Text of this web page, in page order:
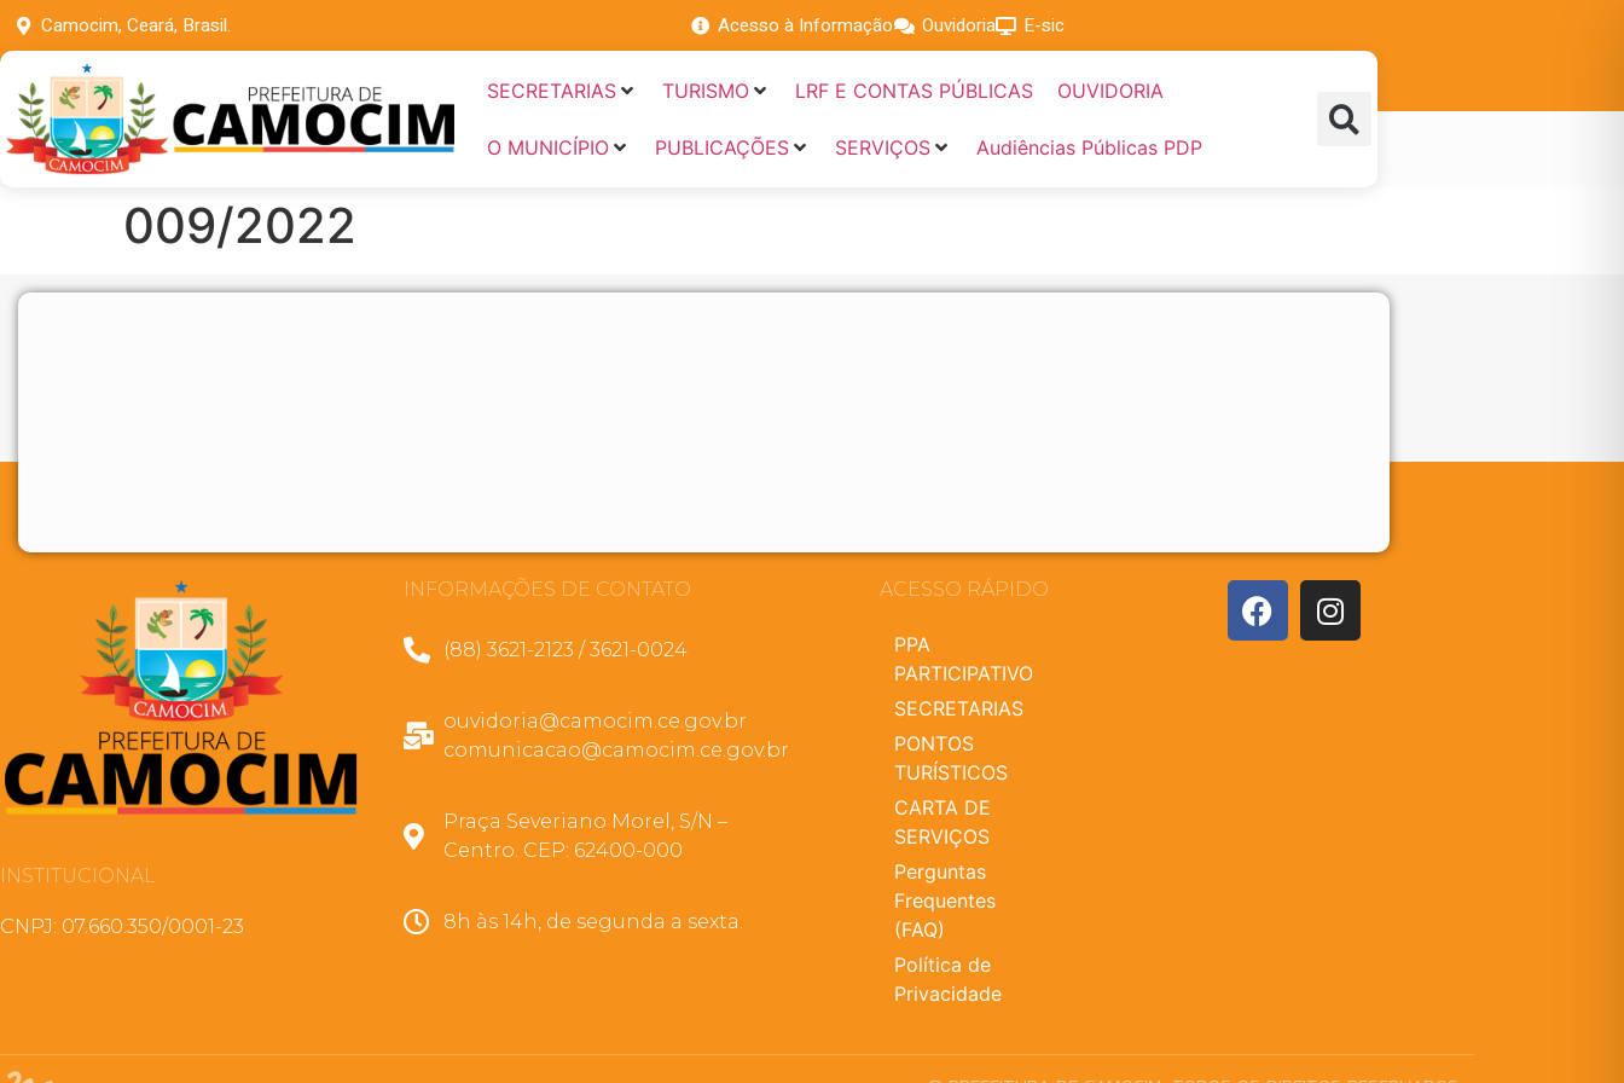
Camocim, Ceará, Brasil. Acesso à Informação Ouvidoria E-sic
SECRETARIAS TURISMO LRF E CONTAS PÚBLICAS OUVIDORIA
O MUNICÍPIO PUBLICAÇÕES SERVIÇOS Audiências Públicas PDP
009/2022
INSTITUCIONAL
CNPJ: 07.660.350/0001-23
INFORMAÇÕES DE CONTATO
(88) 3621-2123 / 3621-0024
ouvidoria@camocim.ce.gov.br
comunicacao@camocim.ce.gov.br
Praça Severiano Morel, S/N –
Centro. CEP: 62400-000
8h às 14h, de segunda a sexta.
ACESSO RÁPIDO
PPA
PARTICIPATIVO
SECRETARIAS
PONTOS
TURÍSTICOS
CARTA DE
SERVIÇOS
Perguntas
Frequentes
(FAQ)
Política de
Privacidade